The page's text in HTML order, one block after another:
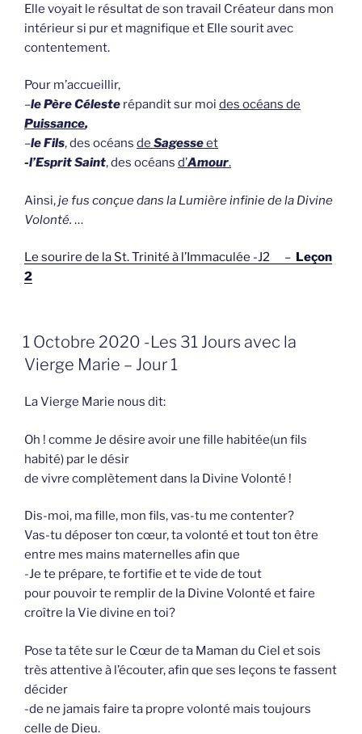
Elle voyait le résultat de son travail Créateur dans mon
intérieur si pur et magnifique et Elle sourit avec
contentement.
Pour m’accueillir,
–le Père Céleste répandit sur moi des océans de
Puissance,
–le Fils, des océans de Sagesseet
-l’Esprit Saint, des océans d’Amour.
Ainsi,je fus conçue dans la Lumière infinie de la Divine
Volonté. …
Le sourire de la St. Trinité à l’Immaculée -J2 – Leçon
2
GEPLAATST
OP
1 Octobre 2020 -Les 31 Jours avec la
Vierge Marie – Jour 1
La Vierge Marie nous dit:
Oh ! comme Je désire avoir une fille habitée(un fils
habité) par le désir
de vivre complètement dans la Divine Volonté !
Dis-moi, ma fille, mon fils, vas-tu me contenter?
Vas-tu déposer ton cœur, ta volonté et tout ton être
entre mes mains maternelles afin que
-Je te prépare, te fortifie et te vide de tout
pour pouvoir te remplir de la Divine Volonté et faire
croître la Vie divine en toi?
Pose ta tête sur le Cœur de ta Maman du Ciel et sois
très attentive à l’écouter, afin que ses leçons te fassent
décider
-de ne jamais faire ta propre volonté mais toujours
celle de Dieu.